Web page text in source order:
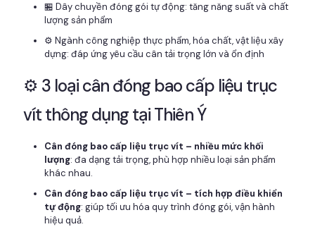
🏪 Dây chuyền đóng gói tự động: tăng năng suất và chất
lượng sản phẩm
⚙️ Ngành công nghiệp thực phẩm, hóa chất, vật liệu xây
dựng: đáp ứng yêu cầu cân tải trọng lớn và ổn định
⚙️ 3 loại cân đóng bao cấp liệu trục
vít thông dụng tại Thiên Ý
Cân đóng bao cấp liệu trục vít – nhiều mức khối
lượng: đa dạng tải trọng, phù hợp nhiều loại sản phẩm
khác nhau.
Cân đóng bao cấp liệu trục vít – tích hợp điều khiển
tự động: giúp tối ưu hóa quy trình đóng gói, vận hành
hiệu quả.